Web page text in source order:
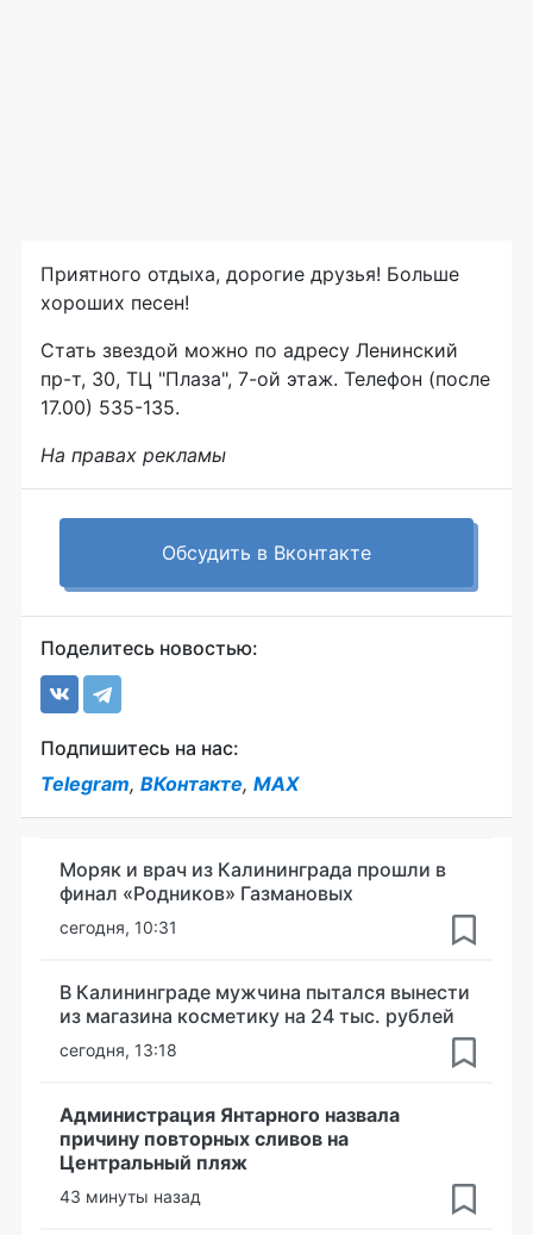
Приятного отдыха, дорогие друзья! Больше
хороших песен!
Стать звездой можно по адресу Ленинский
пр-т, 30, ТЦ "Плаза", 7-ой этаж. Телефон (после
17.00) 535-135.
На правах рекламы
Обсудить в Вконтакте
Поделитесь новостью:
Подпишитесь на нас:
Telegram, ВКонтакте, MAX
Моряк и врач из Калининграда прошли в
финал «Родников» Газмановых
сегодня, 10:31
В Калининграде мужчина пытался вынести
из магазина косметику на 24 тыс. рублей
сегодня, 13:18
Администрация Янтарного назвала
причину повторных сливов на
Центральный пляж
43 минуты назад